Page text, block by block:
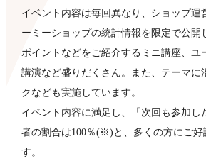
イベント内容は毎回異なり、ショップ運
ーミーショップの統計情報を限定で公開
ポイントなどをご紹介するミニ講座、ユ
講演など盛りだくさん。また、テーマに
クなども​実施しています。
イベント内容に満足し、「次回も参加し
者の割合は100％(※)と、多くの方にご好
す。